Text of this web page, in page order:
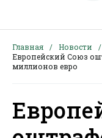
Главная
Новости
Европейский Союз
миллионов евро